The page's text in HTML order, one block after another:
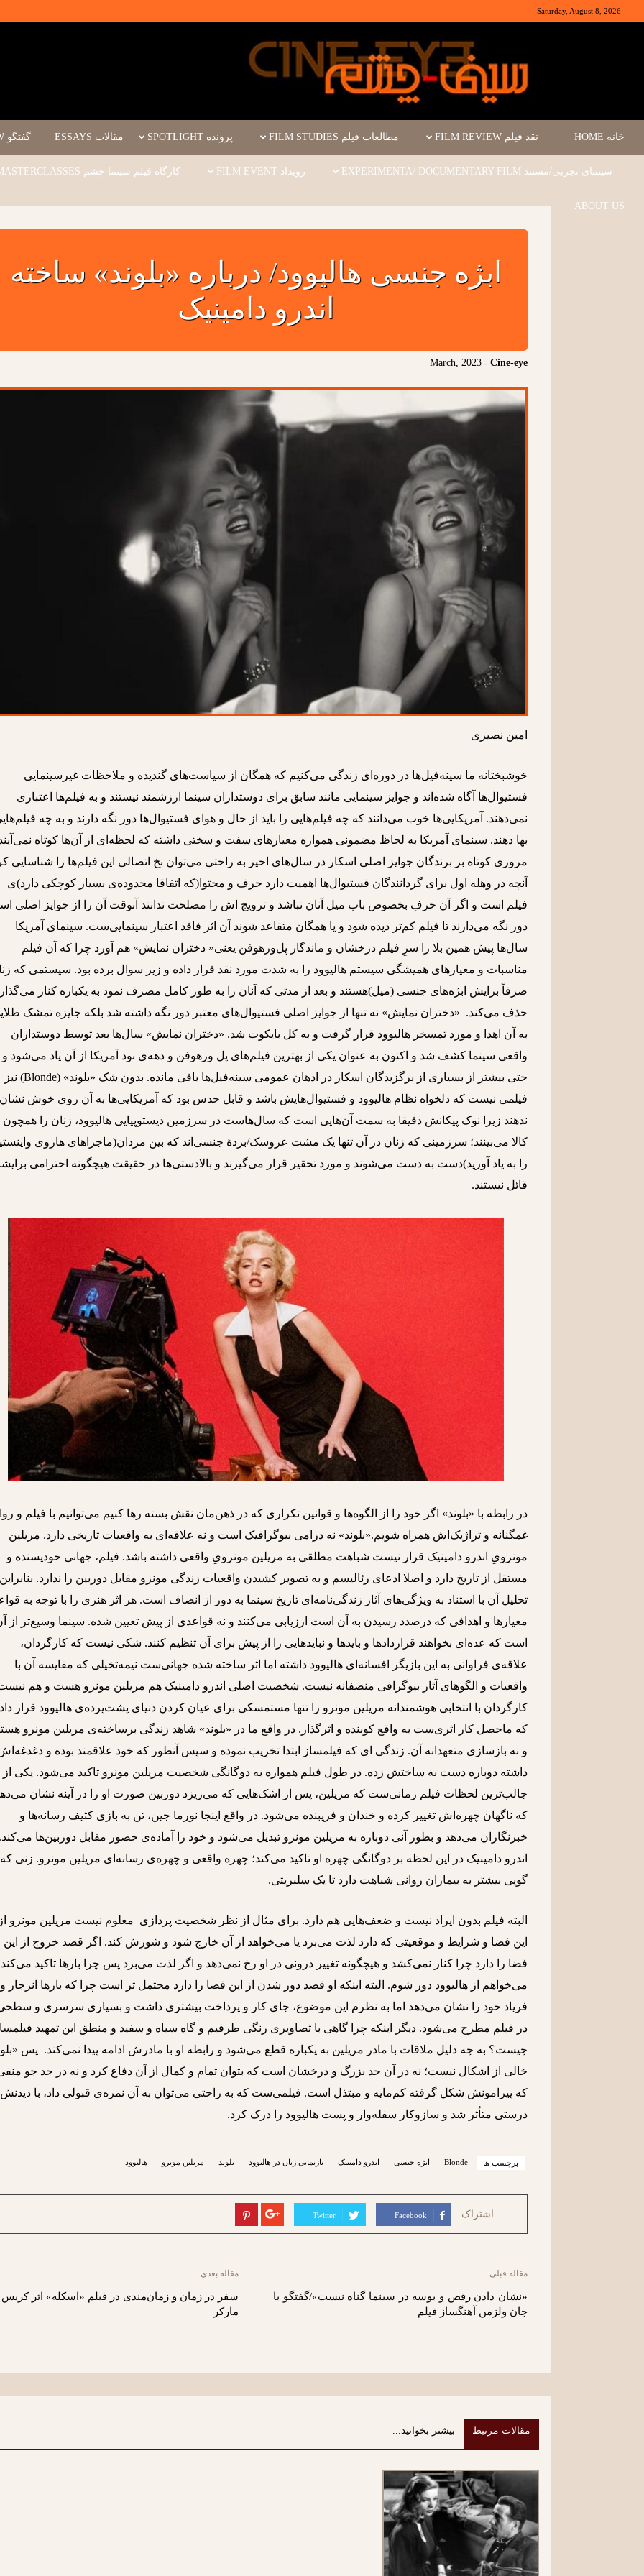
Saturday, August 8, 2026
خانه HOME نقد فیلم FILM REVIEW مطالعات فیلم FILM STUDIES پرونده SPOTLIGHT مقالات ESSAYS گفتگو INTERVIEW
سینمای تجربی/مستند EXPERIMENTA/ DOCUMENTARY FILM رویداد FILM EVENT کارگاه فیلم سینما چشم WORKSHOPS/MASTERCLASSES
ABOUT US
ابژه جنسی هالیوود/ درباره «بلوند» ساخته
اندرو دامینیک
Cine-eye
-
March, 2023
امین نصیری
خوشبختانه ما سینه‌فیل‌ها در دوره‌ای زندگی می‌کنیم که همگان از سیاست‌های گندیده‌ و ملاحظات غیرسینمایی
فستیوال‌ها آگاه شده‌اند و جوایز سینمایی مانند سابق برای دوستداران سینما ارزشمند نیستند و به فیلم‌‌ها اعتباری
نمی‌دهند. آمریکایی‌ها خوب می‌دانند که چه فیلم‌هایی را باید از حال و هوای فستیوال‌ها دور نگه دارند و به چه
بها دهند. سینمای آمریکا به لحاظ مضمونی همواره معیارهای سفت و سختی داشته که لحظه‌ای از آن‌ها کوتاه
مروری کوتاه بر برندگان جوایز اصلی اسکار در سال‌های اخیر به راحتی می‌توان نخ اتصالی این‌ فیلم‌ها را شناسایی
آنچه در وهله اول برای گردانندگان فستیوال‌ها اهمیت دارد حرف و محتوا(که اتفاقا محدوده‌ی بسیار کوچکی دارد)ی
فیلم است و اگر آن حرفِ بخصوص باب میل آنان نباشد و ترویج اش را مصلحت ندانند آنوقت آن را از جوایز اصلی
دور نگه می‌دارند تا فیلم کم‌تر دیده شود و یا همگان متقاعد شوند آن اثر فاقد اعتبار سینمایی‌ست. سینمای آمریکا
سال‌ها پیش همین بلا را سرِ فیلم درخشان‌ و ماندگار پل‌ورهوفن یعنی« دختران نمایش» هم آورد چرا که آن فیلم
مناسبات و معیارهای همیشگی سیستم هالیوود را به شدت مورد نقد قرار داده و زیر سوال برده بود. سیستمی که
صرفاً برایش ابژه‌های جنسی (میل)هستند و بعد از مدتی که آنان را به طور کامل مصرف نمود به یکباره کنار
حذف می‌کند. «دختران نمایش» نه تنها از جوایز اصلی فستیوال‌های معتبر دور نگه داشته شد بلکه جایزه تمشک
به آن اهدا و مورد تمسخر هالیوود قرار گرفت و به کل بایکوت شد. «دختران نمایش» سال‌ها بعد توسط دوستداران
واقعی سینما کشف شد و اکنون به عنوان یکی از بهترین فیلم‌های پل ورهوفن و دهه‌ی نود آمریکا از آن یاد می‌شود و
حتی بیشتر از بسیاری از برگزیدگان اسکار در اذهان عمومی سینه‌فیل‌ها باقی مانده. بدون شک «بلوند» (Blonde) نیز
فیلمی نیست که دلخواه نظام هالیوود و فستیوال‌هایش باشد و قابل حدس بود که آمریکایی‌ها به آن روی خوش نشان
ندهند زیرا نوک پیکانش دقیقا به سمت آن‌هایی‌ است که سال‌هاست در سرزمین دیستوپیایی هالیوود، زنان‌ را همچون
کالا می‌بینند؛ سرزمینی که زنان در آن تنها یک مشت عروسک/بردۀ جنسی‌اند که بین مردان(ماجراهای هاروی
را به یاد آورید)دست به دست می‌شوند و مورد تحقیر قرار می‌گیرند و بالادستی‌ها در حقیقت هیچگونه احترامی
قائل نیستند.
در رابطه‌ با «بلوند» اگر خود را از الگوه‌ها و قوانین تکراری که در ذهن‌مان نقش بسته رها کنیم می‌توانیم با فیلم و
غمگنانه‌ و تراژیک‌اش همراه شویم.«بلوند» نه درامی بیوگرافیک است و نه علاقه‌ای به واقعیات تاریخی دارد. مریلین
مونرویِ اندرو دامینیک قرار نیست شباهت مطلقی به مریلین مونرویِ واقعی داشته باشد. فیلم، جهانی خودپسنده و
مستقل از تاریخ دارد و اصلا ادعای رئالیسم و به تصویر کشیدن واقعیات زندگی مونرو مقابل دوربین را ندارد. بنابراین
تحلیل آن با استناد به ویژگی‌های آثار زندگی‌نامه‌ای تاریخ سینما به دور از انصاف است. هر اثر هنری را با توجه به
معیارها و اهدافی که درصدد رسیدن به آن است ارزیابی می‌کنند و نه قواعدی از پیش تعیین شده. سینما وسیع‌تر از
است که عده‌ای بخواهند قراردادها و باید‌ها و نبایدهایی را از پیش برای آن تنظیم کنند. شکی نیست که کارگردان،
علاقه‌ی فراوانی به این بازیگر افسانه‌ای هالیوود داشته اما اثر ساخته شده جهانی‌ست نیمه‌تخیلی که مقایسه آن با
واقعیات و الگوهای آثار بیوگرافی منصفانه نیست. شخصیت اصلی اندرو دامینیک هم مریلین مونرو هست و هم
کارگردان با انتخابی هوشمندانه مریلین مونرو را تنها مستمسکی برای عیان کردن دنیای پشت‌پرده‌ی هالیوود قرار
که ماحصل کار اثری‌ست به واقع کوبنده و اثرگذار. در واقع ما در «بلوند» شاهد زندگی برساخته‌ی مریلین مونرو
و نه بازسازی متعهدانه آن. زندگی ای که فیلمساز ابتدا تخریب نموده و سپس آنطور که خود علاقمند بوده و دغدغه‌اش
داشته دوباره دست به ساختش زده. در طول فیلم همواره به دوگانگی شخصیت مریلین مونرو تاکید می‌شود. یکی از
جالب‌ترین لحظات فیلم زمانی‌ست که مریلین، پس از اشک‌هایی که می‌ریزد دوربین صورت او را در آینه نشان
که ناگهان چهره‌اش تغییر کرده و خندان و فریبنده می‌شود. در واقع اینجا نورما جین، تن به بازی کثیف رسانه‌ها‌ و
خبرنگاران می‌دهد و بطور آنی دوباره به مریلین مونرو تبدیل می‌شود و خود را آماده‌ی حضور مقابل دوربین‌ها می‌کند.
اندرو دامینیک در این لحظه بر دوگانگی چهره او تاکید می‌کند؛ چهره واقعی و چهره‌ی رسانه‌ای مریلین مونرو. زنی که
گویی بیشتر به بیماران روانی شباهت دارد تا یک سلبریتی.
البته فیلم بدون ایراد نیست و ضعف‌هایی هم دارد. برای مثال از نظر شخصیت پردازی معلوم نیست مریلین مونرو از
این فضا و شرایط و موقعیتی که دارد لذت می‌برد یا می‌خواهد از آن خارج شود و شورش کند. اگر قصد خروج از این
فضا را دارد چرا کنار نمی‌کشد و هیچگونه تغییر درونی در او رخ نمی‌دهد و اگر لذت می‌برد پس چرا بارها تاکید می‌کند
می‌خواهم از هالیوود دور شوم. البته اینکه او قصد دور شدن از این فضا را دارد محتمل تر است چرا که بارها انزجار و
فریاد خود را نشان می‌دهد اما به نظرم این موضوع، جای کار و پرداخت بیشتری داشت و بسیاری سرسری و
در فیلم مطرح می‌شود. دیگر اینکه چرا گاهی با تصاویری رنگی طرفیم و گاه سیاه و سفید و منطق این تمهید
چیست؟ به چه دلیل ملاقات با مادر مریلین به یکباره قطع می‌شود و رابطه او با مادرش ادامه پیدا نمی‌کند. پس
خالی از اشکال نیست؛ نه در آن حد بزرگ و درخشان است که بتوان تمام و کمال از آن دفاع کرد و نه در حد جو
که پیرامونش شکل گرفته کم‌مایه و مبتذل است. فیلمی‌ست که به راحتی می‌توان به آن نمره‌ی قبولی داد، با دیدنش
درستی متأثر شد و سازوکار سفله‌وار و پست هالیوود را درک کرد.
برچسب ها Blonde ابژه جنسی اندرو دامینیک بازنمایی زنان در هالیوود بلوند مریلین مونرو هالیوود
اشتراک Facebook
Twitter
مقاله قبلی
«نشان دادن رقص و بوسه در سینما گناه نیست»/گفتگو با
جان ولزمن آهنگساز فیلم
مقاله بعدی
سفر در زمان و زمان‌مندی در فیلم «اسکله» اثر کریس
مارکر
مقالات مرتبط بیشتر بخوانید...